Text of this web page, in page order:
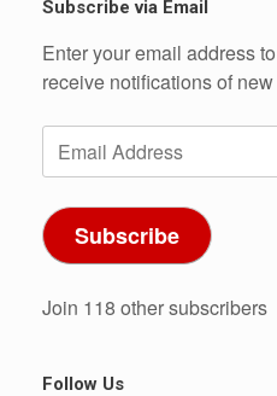
Subscribe via Email
Enter your email address
receive notifications of
Email
Address
Subscribe
Join 118 other subscribers
Follow Us